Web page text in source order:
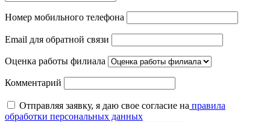
Номер мобильного телефона
Email для обратной связи
Оценка работы филиала
Комментарий
Отправляя заявку, я даю свое согласие на правила
обработки персональных данных